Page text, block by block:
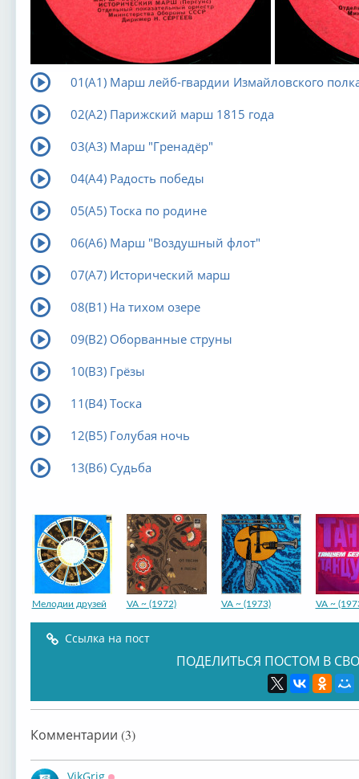
01(А1) Марш лейб-гвардии Измайловского
02(А2) Парижский марш 1815 года
03(А3) Марш "Гренадёр"
04(А4) Радость победы
05(А5) Тоска по родине
06(А6) Марш "Воздушный флот"
07(А7) Исторический марш
08(В1) На тихом озере
09(В2) Оборванные струны
10(В3) Грёзы
11(В4) Тоска
12(В5) Голубая ночь
13(В6) Судьба
Мелодии друзей VA ~ (1972) VA ~ (1973) VA ~
Ссылка на пост
ПОДЕЛИТЬСЯ ПОСТОМ В
Комментарии (3)